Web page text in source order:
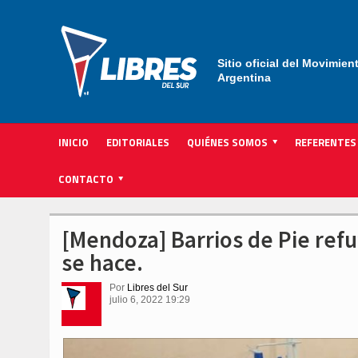
Sitio oficial del
Argentina
INICIO EDITORIALES QUIÉNES SOMOS REFERENTES
CONTACTO
[Mendoza] Barrios de Pie
se hace.
Por Libres del Sur
julio 6, 2022 19:29